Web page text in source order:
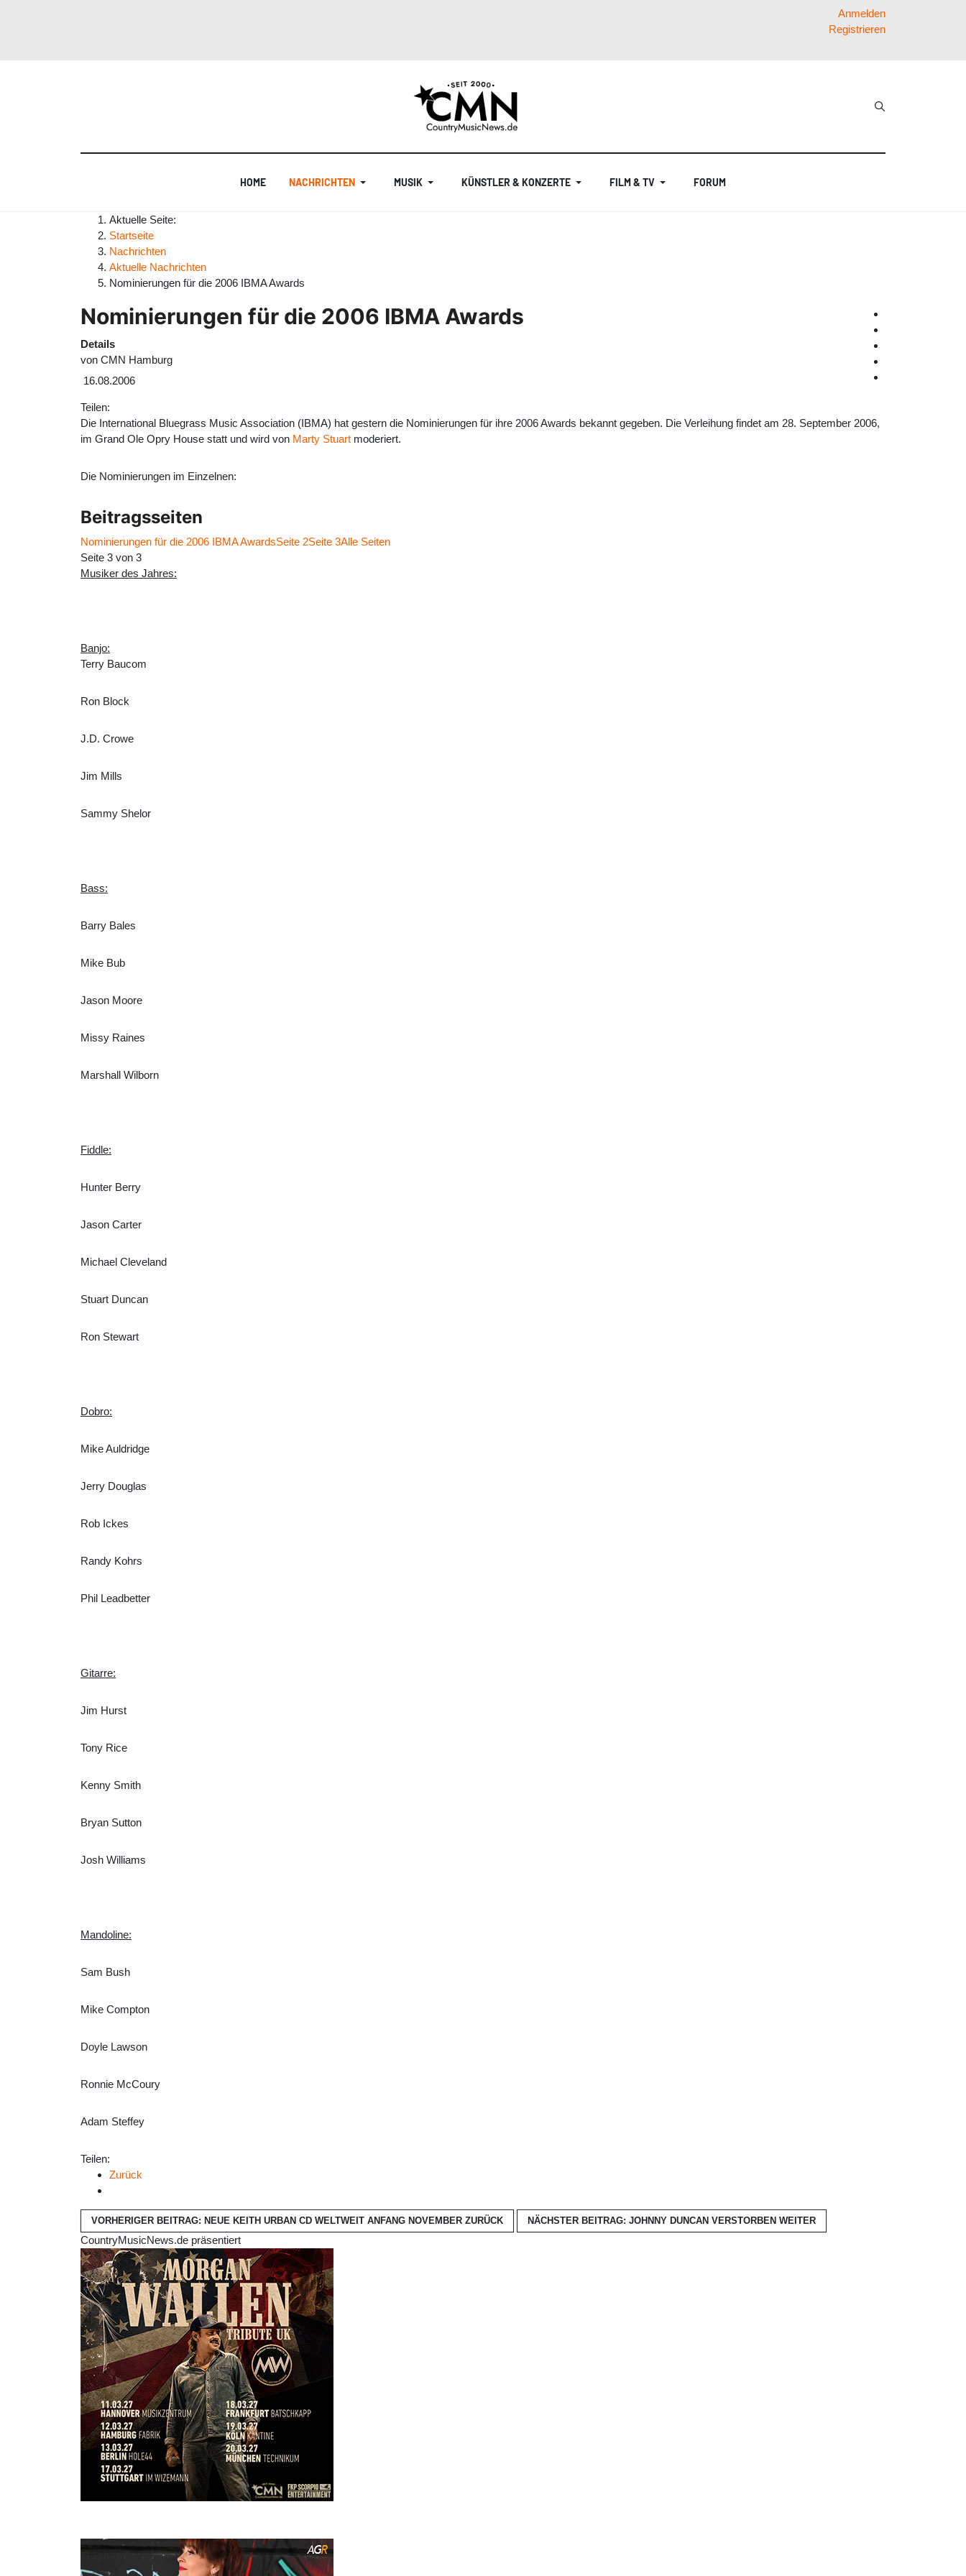
Anmelden
Registrieren
HOME NACHRICHTEN MUSIK KÜNSTLER & KONZERTE FILM & TV FORUM
Aktuelle Seite:
Startseite
Nachrichten
Aktuelle Nachrichten
Nominierungen für die 2006 IBMA Awards
Nominierungen für die 2006 IBMA Awards
Details
von CMN Hamburg
16.08.2006
Teilen:
Die International Bluegrass Music Association (IBMA) hat gestern die Nominierungen für ihre 2006 Awards bekannt gegeben. Die Verleihung findet am 28. September 2006,
im Grand Ole Opry House statt und wird von Marty Stuart moderiert.
Die Nominierungen im Einzelnen:
Beitragsseiten
Nominierungen für die 2006 IBMA AwardsSeite 2Seite 3Alle Seiten
Seite 3 von 3
Musiker des Jahres:
Banjo:
Terry Baucom
Ron Block
J.D. Crowe
Jim Mills
Sammy Shelor
Bass:
Barry Bales
Mike Bub
Jason Moore
Missy Raines
Marshall Wilborn
Fiddle:
Hunter Berry
Jason Carter
Michael Cleveland
Stuart Duncan
Ron Stewart
Dobro:
Mike Auldridge
Jerry Douglas
Rob Ickes
Randy Kohrs
Phil Leadbetter
Gitarre:
Jim Hurst
Tony Rice
Kenny Smith
Bryan Sutton
Josh Williams
Mandoline:
Sam Bush
Mike Compton
Doyle Lawson
Ronnie McCoury
Adam Steffey
Teilen:
Zurück
VORHERIGER BEITRAG: NEUE KEITH URBAN CD WELTWEIT ANFANG NOVEMBER ZURÜCK NÄCHSTER BEITRAG: JOHNNY DUNCAN VERSTORBEN WEITER
CountryMusicNews.de präsentiert